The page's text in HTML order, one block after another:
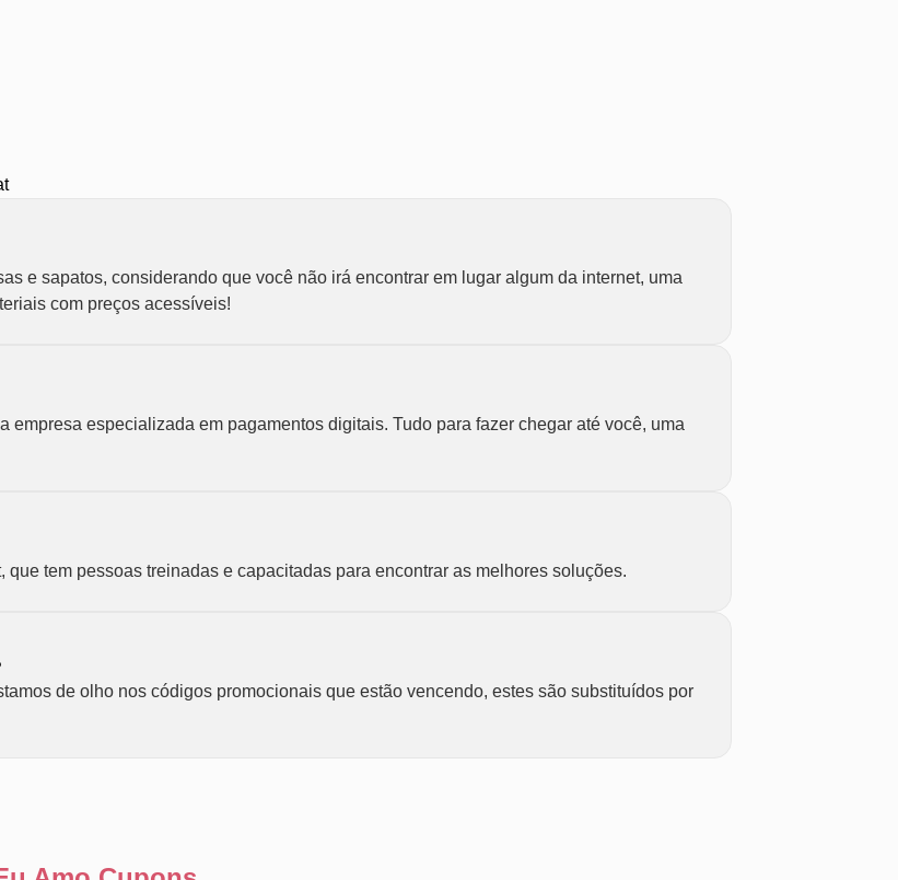
e sapatos, considerando que você não irá encontrar em lugar algum da internet, uma
com preços acessíveis!
empresa especializada em pagamentos digitais. Tudo para fazer chegar até você, uma
que tem pessoas treinadas e capacitadas para encontrar as melhores soluções.
de olho nos códigos promocionais que estão vencendo, estes são substituídos por